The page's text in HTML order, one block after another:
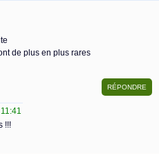
de plus en plus rares
!!!